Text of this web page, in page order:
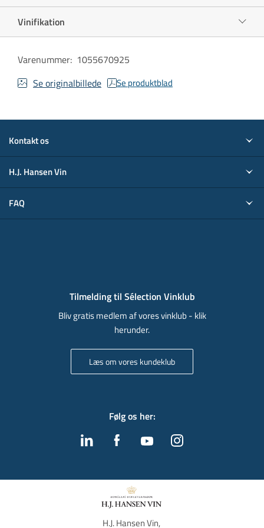
Vinifikation
Varenummer: 1055670925
Se originalbillede
Se produktblad
Kontakt os
H.J. Hansen Vin
FAQ
Tilmelding til Sélection Vinklub
Bliv gratis medlem af vores vinklub - klik
herunder.
Læs om vores kundeklub
Følg os her:
H.J. Hansen Vin,